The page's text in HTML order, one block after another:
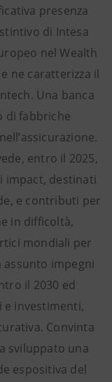
presenza
di Intesa
nel Wealth
ne caratterizza il
Una banca
di fabbriche
entro il 2025,
impact, destinati
e contributi per
in difficoltà,
mondiali per
assunto impegni
il 2030 ed
investimenti,
Convinta
sviluppato una
espositiva del